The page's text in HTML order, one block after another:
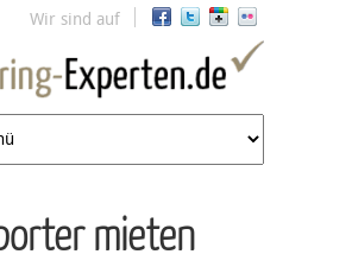
Jump to navigation
Wir sind auf
mieten